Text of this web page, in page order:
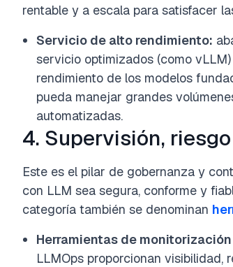
rentable y a escala para satisfacer
Servicio de alto rendimiento:
servicio optimizados (como
rendimiento de los modelos
pueda manejar grandes
automatizadas.
4. Supervisión,
Este es el pilar de gobernanza y
con LLM sea segura, conforme y
categoría también se denominan
Herramientas de monitorización
LLMOps proporcionan